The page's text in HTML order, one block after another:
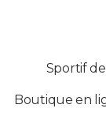
Sportif
Boutique en